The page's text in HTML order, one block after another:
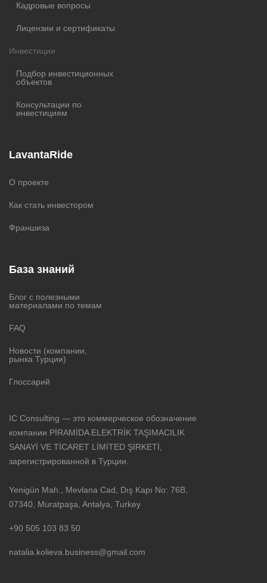
IC Consulting — это коммерческое обозначение
компании PİRAMİDA ELEKTRİK TAŞIMACILIK
SANAYİ VE TİCARET LİMİTED ŞİRKETİ,
зарегистрированной в Турции.
Yenigün Mah., Mevlana Cad, Dış Kapı No: 76B,
07340, Muratpaşa, Antalya, Turkey
+90 505 103 83 50
natalia.kolieva.business@gmail.com
Кадровые вопросы
Лицензии и сертификаты
Инвестиции
Подбор инвестиционных
объектов
Консультации по
инвестициям
LavantaRide
О проекте
Как стать инвестором
Франшиза
База знаний
Блог с полезными
материалами по темам
FAQ
Новости (компании,
рынка Турции)
Глоссарий